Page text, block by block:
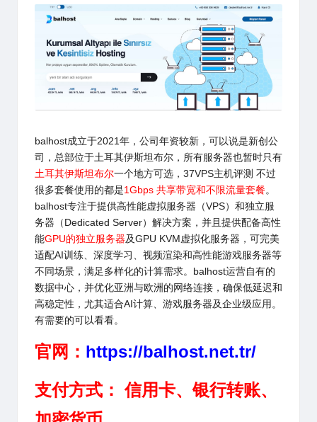
balhost成立于2021年，公司年资较新，可以说是新创公
司，总部位于土耳其伊斯坦布尔，所有服务器也暂时只有
土耳其伊斯坦布尔一个地方可选，37VPS主机评测 不过
很多套餐使用的都是1Gbps 共享带宽和不限流量套餐。
balhost专注于提供高性能虚拟服务器（VPS）和独立服
务器（Dedicated Server）解决方案，并且提供配备高性
能GPU的独立服务器及GPU KVM虚拟化服务器，可完美
适配AI训练、深度学习、视频渲染和高性能游戏服务器等
不同场景，满足多样化的计算需求。balhost运营自有的
数据中心，并优化亚洲与欧洲的网络连接，确保低延迟和
高稳定性，尤其适合AI计算、游戏服务器及企业级应用。
有需要的可以看看。
官网： https://balhost.net.tr/
支付方式： 信用卡、银行转账、